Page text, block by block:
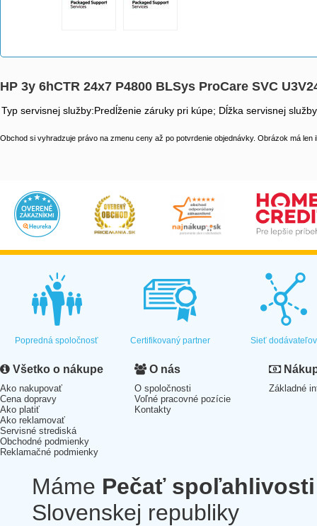
HP 3y 6hCTR 24x7 P4800 BLSys ProCare SVC
Typ servisnej služby:Predĺženie záruky pri kúpe; Dĺžka servisnej
Obchod si vyhradzuje právo na zmenu ceny až po potvrdenie objednávky. Obrázok má len
Popredná spoločnosť Certifikovaný partner Sieť dodávateľov
Všetko o nákupe
Ako nakupovať
Cena dopravy
Ako platiť
Ako reklamovať
Servisné strediská
Obchodné podmienky
Reklamačné podmienky
O nás
O spoločnosti
Voľné pracovné pozície
Kontakty
Základné
Máme Pečať spoľahlivosti
Slovenskej republiky